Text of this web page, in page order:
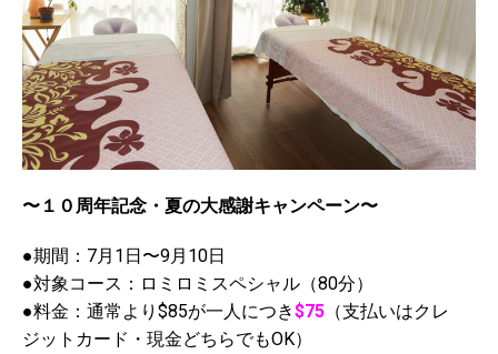
〜１０周年記念・夏の大感謝キャンペーン〜
●期間：7月1日〜9月10日
●対象コース：ロミロミスペシャル（80分）
●料金：通常より$85が一人につき$75 （支払いはクレ
ジットカード・現金どちらでもOK）